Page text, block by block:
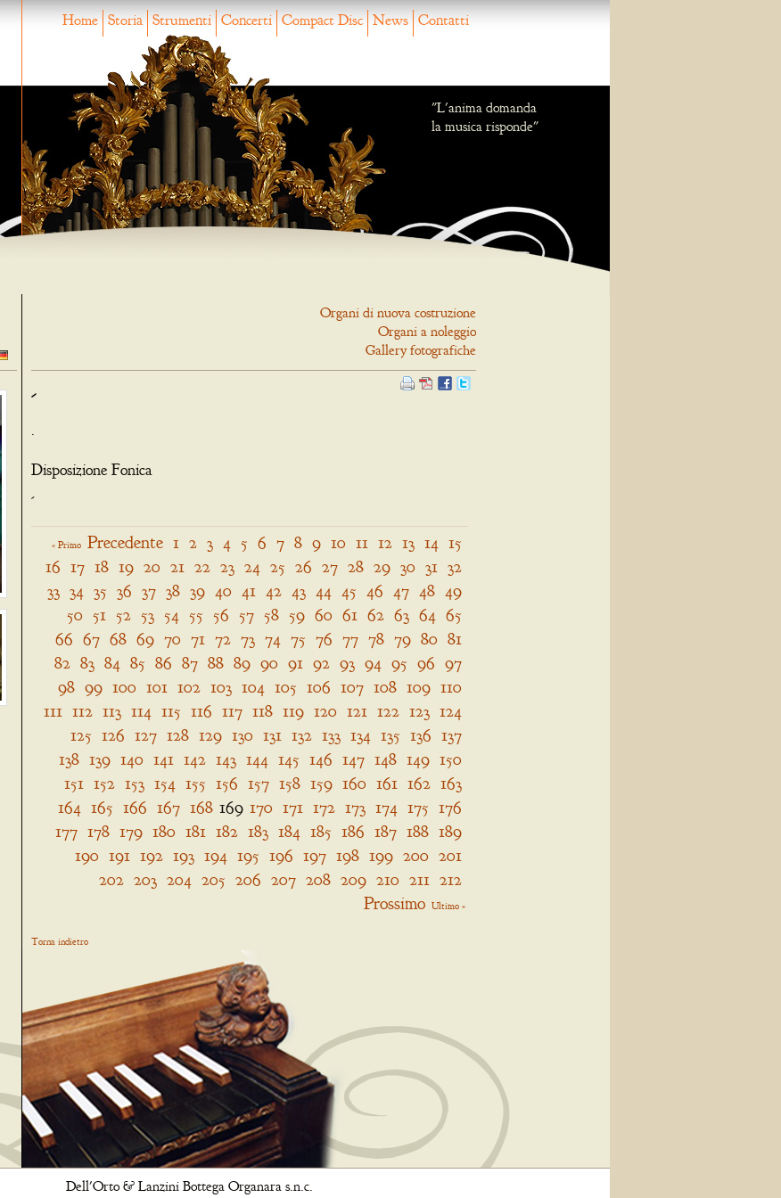
Home Storia Strumenti Concerti Compact Disc News Contatti
"L'anima domanda
la musica risponde"
Organi di nuova costruzione
Organi a noleggio
Gallery fotografiche
-
.
Disposizione Fonica
-
« Primo Precedente 1 2 3 4 5 6 7 8 9 10 11 12 13 14 15
16 17 18 19 20 21 22 23 24 25 26 27 28 29 30 31 32
33 34 35 36 37 38 39 40 41 42 43 44 45 46 47 48 49
50 51 52 53 54 55 56 57 58 59 60 61 62 63 64 65
66 67 68 69 70 71 72 73 74 75 76 77 78 79 80 81
82 83 84 85 86 87 88 89 90 91 92 93 94 95 96 97
98 99 100 101 102 103 104 105 106 107 108 109 110
111 112 113 114 115 116 117 118 119 120 121 122 123 124
125 126 127 128 129 130 131 132 133 134 135 136 137
138 139 140 141 142 143 144 145 146 147 148 149 150
151 152 153 154 155 156 157 158 159 160 161 162 163
164 165 166 167 168 169 170 171 172 173 174 175 176
177 178 179 180 181 182 183 184 185 186 187 188 189
190 191 192 193 194 195 196 197 198 199 200 201
202 203 204 205 206 207 208 209 210 211 212
Prossimo Ultimo »
Torna indietro
Dell'Orto & Lanzini Bottega Organara s.n.c.